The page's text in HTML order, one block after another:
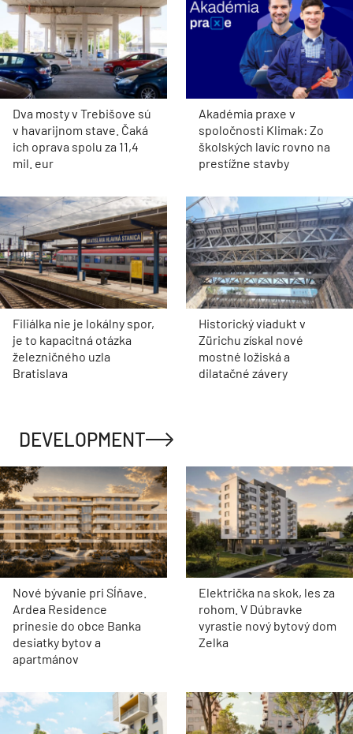
Dva mosty v Trebišove sú
v havarijnom stave. Čaká
ich oprava spolu za 11,4
mil. eur
Akadémia praxe v
spoločnosti Klimak: Zo
školských lavíc rovno na
prestížne stavby
Filiálka nie je lokálny spor,
je to kapacitná otázka
železničného uzla
Bratislava
Historický viadukt v
Zürichu získal nové
mostné ložiská a
dilatačné závery
DEVELOPMENT
Nové bývanie pri Sĺňave.
Ardea Residence
prinesie do obce Banka
desiatky bytov a
apartmánov
Električka na skok, les za
rohom. V Dúbravke
vyrastie nový bytový dom
Zelka